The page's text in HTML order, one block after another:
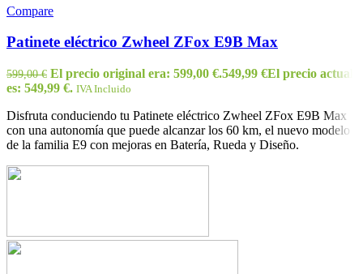
Compare
Patinete eléctrico Zwheel ZFox E9B Max
599,00€ El precio original era: 599,00 €.549,99 €El precio actual
es: 549,99 €. IVA Incluido
Disfruta conduciendo tu Patinete eléctrico Zwheel ZFox E9B Max
con una autonomía que puede alcanzar los 60 km, el nuevo modelo
de la familia E9 con mejoras en Batería, Rueda y Diseño.